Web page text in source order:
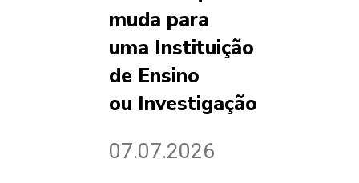
muda para
uma Instituição
de Ensino
ou Investigação
07.07.2026